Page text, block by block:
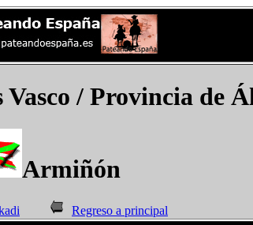
/ Provincia de
Armiñón
Regreso a principal